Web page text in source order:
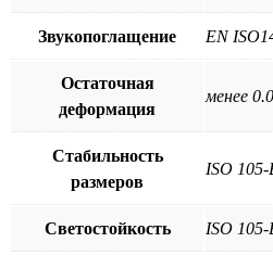
Звукопоглащение EN
Остаточная
деформация
менее
Стабильность
размеров
ISO
Светостойкость ISO